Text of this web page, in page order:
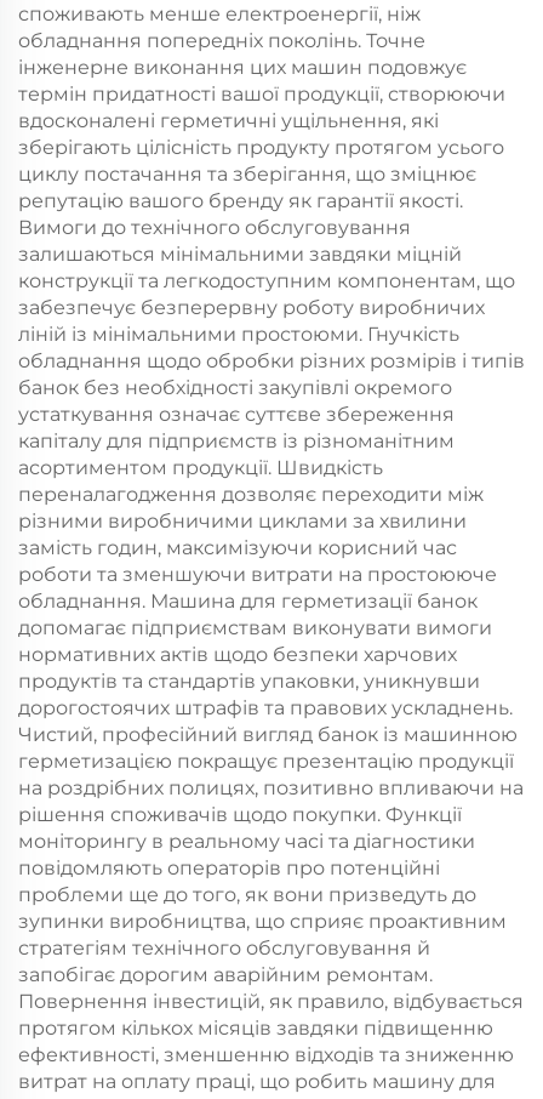
споживають менше електроенергії, ніж
обладнання попередніх поколінь. Точне
інженерне виконання цих машин подовжує
термін придатності вашої продукції, створюючи
вдосконалені герметичні ущільнення, які
зберігають цілісність продукту протягом усього
циклу постачання та зберігання, що зміцнює
репутацію вашого бренду як гарантії якості.
Вимоги до технічного обслуговування
залишаються мінімальними завдяки міцній
конструкції та легкодоступним компонентам, що
забезпечує безперервну роботу виробничих
ліній із мінімальними простоюми. Гнучкість
обладнання щодо обробки різних розмірів і типів
банок без необхідності закупівлі окремого
устаткування означає суттєве збереження
капіталу для підприємств із різноманітним
асортиментом продукції. Швидкість
переналагодження дозволяє переходити між
різними виробничими циклами за хвилини
замість годин, максимізуючи корисний час
роботи та зменшуючи витрати на простоююче
обладнання. Машина для герметизації банок
допомагає підприємствам виконувати вимоги
нормативних актів щодо безпеки харчових
продуктів та стандартів упаковки, уникнувши
дорогостоячих штрафів та правових ускладнень.
Чистий, професійний вигляд банок із машинною
герметизацією покращує презентацію продукції
на роздрібних полицях, позитивно впливаючи на
рішення споживачів щодо покупки. Функції
моніторингу в реальному часі та діагностики
повідомляють операторів про потенційні
проблеми ще до того, як вони призведуть до
зупинки виробництва, що сприяє проактивним
стратегіям технічного обслуговування й
запобігає дорогим аварійним ремонтам.
Повернення інвестицій, як правило, відбувається
протягом кількох місяців завдяки підвищенню
ефективності, зменшенню відходів та зниженню
витрат на оплату праці, що робить машину для